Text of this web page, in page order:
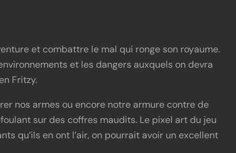
et combattre le mal qui ronge son royaume.
et les dangers auxquels on devra
Fritzy.
nos armes ou encore notre armure contre de
sur des coffres maudits. Le pixel art du jeu
qu’ils en ont l’air, on pourrait avoir un excellent